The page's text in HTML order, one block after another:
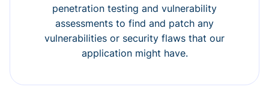
penetration testing and vulnerability
assessments to find and patch any
vulnerabilities or security flaws that our
application might have.